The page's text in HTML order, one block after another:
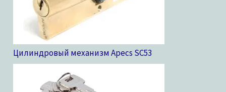
Цилиндровый механизм Apecs SC53